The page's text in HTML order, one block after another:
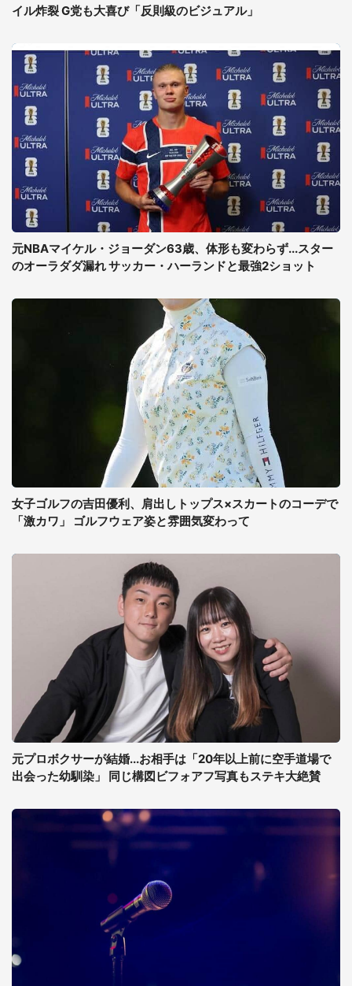
イル炸裂 G党も大喜び「反則級のビジュアル」
元NBAマイケル・ジョーダン63歳、体形も変わらず...スター
のオーラダダ漏れ サッカー・ハーランドと最強2ショット
女子ゴルフの吉田優利、肩出しトップス×スカートのコーデで
「激カワ」 ゴルフウェア姿と雰囲気変わって
元プロボクサーが結婚...お相手は「20年以上前に空手道場で
出会った幼馴染」 同じ構図ビフォアフ写真もステキ大絶賛